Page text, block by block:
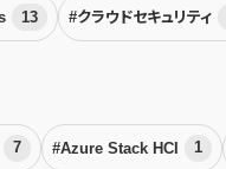
13 #クラウドセキュリティ
7 #Azure Stack HCI 1